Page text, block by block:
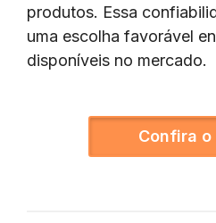
produtos. Essa
uma escolha favorável
disponíveis no mercado.
Confira o